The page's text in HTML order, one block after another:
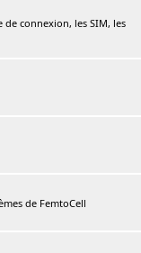
connexion, les SIM, les
de FemtoCell